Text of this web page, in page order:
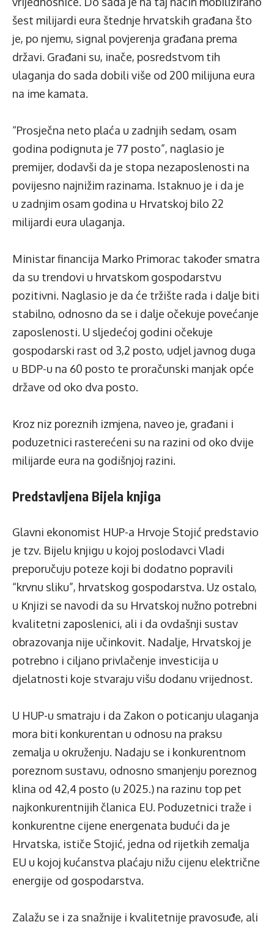
šest milijardi eura štednje hrvatskih građana što
je, po njemu, signal povjerenja građana prema
državi. Građani su, inače, posredstvom tih
ulaganja do sada dobili više od 200 milijuna eura
na ime kamata.
“Prosječna neto plaća u zadnjih sedam, osam
godina podignuta je 77 posto”, naglasio je
premijer, dodavši da je stopa nezaposlenosti na
povijesno najnižim razinama. Istaknuo je i da je
u zadnjim osam godina u Hrvatskoj bilo 22
milijardi eura ulaganja.
Ministar financija Marko Primorac također smatra
da su trendovi u hrvatskom gospodarstvu
pozitivni. Naglasio je da će tržište rada i dalje biti
stabilno, odnosno da se i dalje očekuje povećanje
zaposlenosti. U sljedećoj godini očekuje
gospodarski rast od 3,2 posto, udjel javnog duga
u BDP-u na 60 posto te proračunski manjak opće
države od oko dva posto.
Kroz niz poreznih izmjena, naveo je, građani i
poduzetnici rasterećeni su na razini od oko dvije
milijarde eura na godišnjoj razini.
Predstavljena Bijela knjiga
Glavni ekonomist HUP-a Hrvoje Stojić predstavio
je tzv. Bijelu knjigu u kojoj poslodavci Vladi
preporučuju poteze koji bi dodatno popravili
“krvnu sliku”, hrvatskog gospodarstva. Uz ostalo,
u Knjizi se navodi da su Hrvatskoj nužno potrebni
kvalitetni zaposlenici, ali i da ovdašnji sustav
obrazovanja nije učinkovit. Nadalje, Hrvatskoj je
potrebno i ciljano privlačenje investicija u
djelatnosti koje stvaraju višu dodanu vrijednost.
U HUP-u smatraju i da Zakon o poticanju ulaganja
mora biti konkurentan u odnosu na praksu
zemalja u okruženju. Nadaju se i konkurentnom
poreznom sustavu, odnosno smanjenju poreznog
klina od 42,4 posto (u 2025.) na razinu top pet
najkonkurentnijih članica EU. Poduzetnici traže i
konkurentne cijene energenata budući da je
Hrvatska, ističe Stojić, jedna od rijetkih zemalja
EU u kojoj kućanstva plaćaju nižu cijenu električne
energije od gospodarstva.
Zalažu se i za snažnije i kvalitetnije pravosuđe, ali